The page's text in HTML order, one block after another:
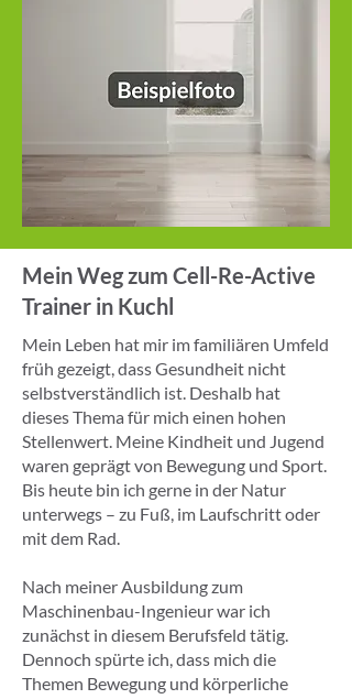
Mein Weg zum Cell-Re-Active
Trainer in Kuchl
Mein Leben hat mir im familiären Umfeld
früh gezeigt, dass Gesundheit nicht
selbstverständlich ist. Deshalb hat
dieses Thema für mich einen hohen
Stellenwert. Meine Kindheit und Jugend
waren geprägt von Bewegung und Sport.
Bis heute bin ich gerne in der Natur
unterwegs – zu Fuß, im Laufschritt oder
mit dem Rad.
Nach meiner Ausbildung zum
Maschinenbau-Ingenieur war ich
zunächst in diesem Berufsfeld tätig.
Dennoch spürte ich, dass mich die
Themen Bewegung und körperliche